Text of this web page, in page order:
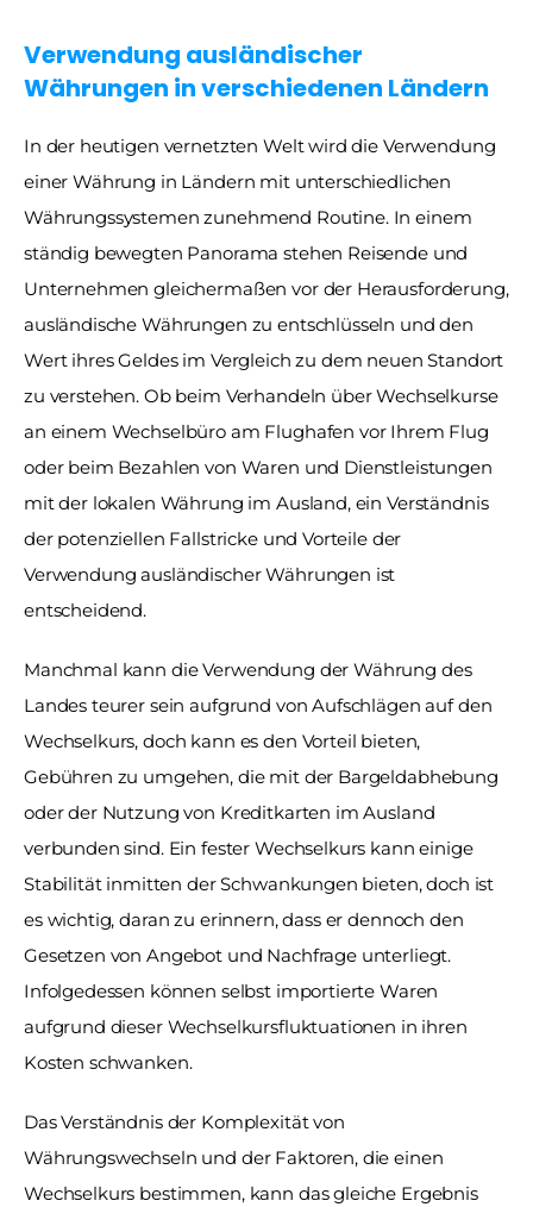
Verwendung ausländischer
Währungen in verschiedenen Ländern
In der heutigen vernetzten Welt wird die Verwendung
einer Währung in Ländern mit unterschiedlichen
Währungssystemen zunehmend Routine. In einem
ständig bewegten Panorama stehen Reisende und
Unternehmen gleichermaßen vor der Herausforderung,
ausländische Währungen zu entschlüsseln und den
Wert ihres Geldes im Vergleich zu dem neuen Standort
zu verstehen. Ob beim Verhandeln über Wechselkurse
an einem Wechselbüro am Flughafen vor Ihrem Flug
oder beim Bezahlen von Waren und Dienstleistungen
mit der lokalen Währung im Ausland, ein Verständnis
der potenziellen Fallstricke und Vorteile der
Verwendung ausländischer Währungen ist
entscheidend.
Manchmal kann die Verwendung der Währung des
Landes teurer sein aufgrund von Aufschlägen auf den
Wechselkurs, doch kann es den Vorteil bieten,
Gebühren zu umgehen, die mit der Bargeldabhebung
oder der Nutzung von Kreditkarten im Ausland
verbunden sind. Ein fester Wechselkurs kann einige
Stabilität inmitten der Schwankungen bieten, doch ist
es wichtig, daran zu erinnern, dass er dennoch den
Gesetzen von Angebot und Nachfrage unterliegt.
Infolgedessen können selbst importierte Waren
aufgrund dieser Wechselkursfluktuationen in ihren
Kosten schwanken.
Das Verständnis der Komplexität von
Währungswechseln und der Faktoren, die einen
Wechselkurs bestimmen, kann das gleiche Ergebnis